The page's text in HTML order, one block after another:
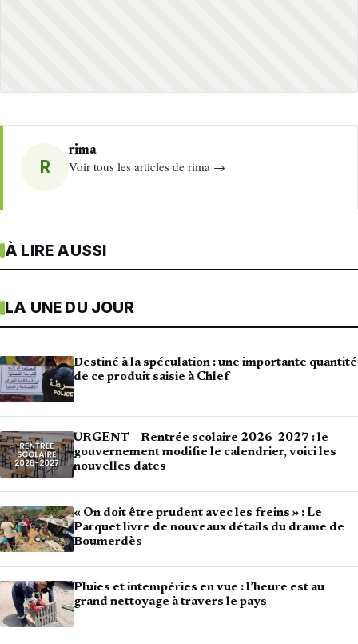
R
rima
Voir tous les articles de rima →
À LIRE AUSSI
LA UNE DU JOUR
Destiné à la spéculation : une importante quantité
de ce produit saisie à Chlef
URGENT – Rentrée scolaire 2026-2027 : le
gouvernement modifie le calendrier, voici les
nouvelles dates
« On doit être prudent avec les freins » : Le
Parquet livre de nouveaux détails du drame de
Boumerdès
Pluies et intempéries en vue : l’heure est au
grand nettoyage à travers le pays